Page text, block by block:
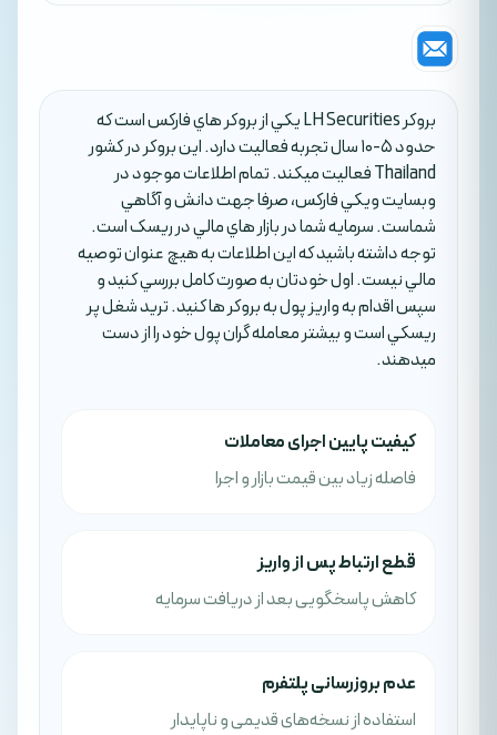
بروکر LH Securities يکي از بروکر هاي فارکس است که
حدود 5-10 سال تجربه فعاليت دارد. اين بروکر در کشور
Thailand فعاليت ميکند. تمام اطلاعات موجود در
وبسايت ويکي فارکس، صرفا جهت دانش و آگاهي
شماست. سرمايه شما در بازار هاي مالي در ريسک است.
توجه داشته باشيد که اين اطلاعات به هيچ عنوان توصيه
مالي نيست. اول خودتان به صورت کامل بررسي کنيد و
سپس اقدام به واريز پول به بروکر ها کنيد. تريد شغل پر
ريسکي است و بيشتر معامله گران پول خود را از دست
ميدهند.
کیفیت پایین اجرای معاملات
فاصله زیاد بین قیمت بازار و اجرا
قطع ارتباط پس از واریز
کاهش پاسخگویی بعد از دریافت سرمایه
عدم بروزرسانی پلتفرم
استفاده از نسخه‌های قدیمی و ناپایدار